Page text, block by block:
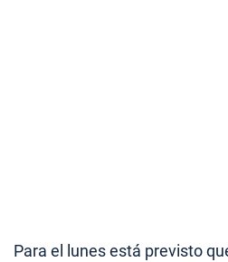
Para el lunes está previsto